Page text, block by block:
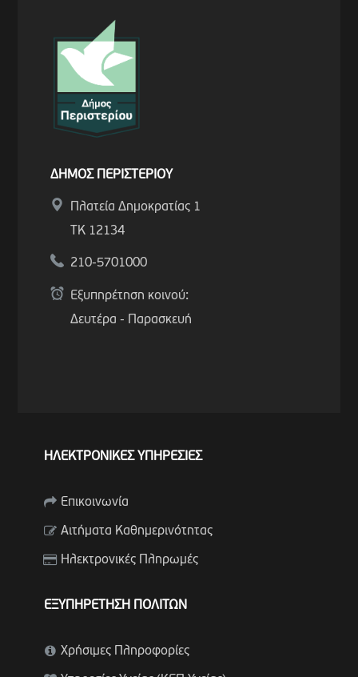
ΔΗΜΟΣ ΠΕΡΙΣΤΕΡΙΟΥ
Πλατεία Δημοκρατίας 1
ΤΚ 12134
210-5701000
Εξυπηρέτηση κοινού:
Δευτέρα - Παρασκευή
ΗΛΕΚΤΡΟΝΙΚΕΣ ΥΠΗΡΕΣΙΕΣ
Επικοινωνία
Αιτήματα Καθημερινότητας
Ηλεκτρονικές Πληρωμές
ΕΞΥΠΗΡΕΤΗΣΗ ΠΟΛΙΤΩΝ
Χρήσιμες Πληροφορίες